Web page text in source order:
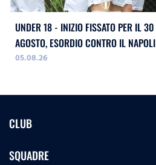
UNDER 18 - INIZIO FISSATO PER IL 30
AGOSTO, ESORDIO CONTRO IL NAPOLI
05.08.26
CLUB
SQUADRE